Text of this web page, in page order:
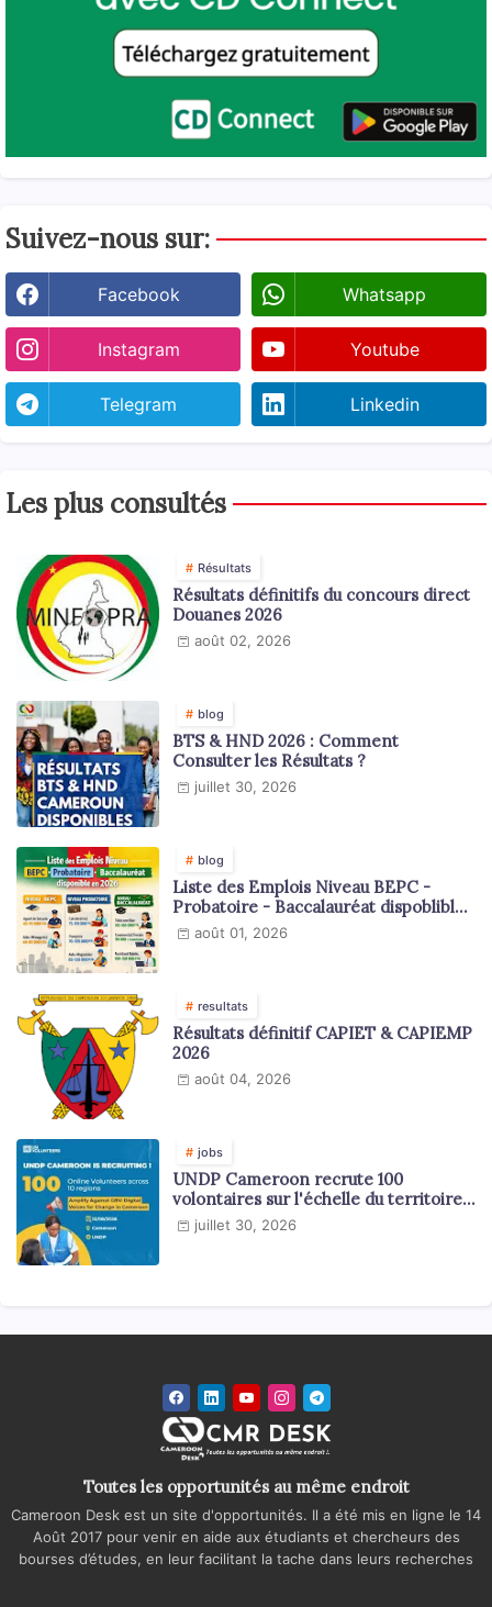
Suivez-nous sur:
Facebook Whatsapp
Instagram Youtube
Telegram Linkedin
Les plus consultés
Résultats
Résultats définitifs du concours direct
Douanes 2026
août 02, 2026
blog
BTS & HND 2026 : Comment
Consulter les Résultats ?
juillet 30, 2026
blog
Liste des Emplois Niveau BEPC -
Probatoire - Baccalauréat dispoblible
en 2026
août 01, 2026
resultats
Résultats définitif CAPIET & CAPIEMP
2026
août 04, 2026
jobs
UNDP Cameroon recrute 100
volontaires sur l'échelle du territoire
national
juillet 30, 2026
Toutes les opportunités au même endroit
Cameroon Desk est un site d'opportunités. Il a été mis en ligne le 14
Août 2017 pour venir en aide aux étudiants et chercheurs des
bourses d’études, en leur facilitant la tache dans leurs recherches